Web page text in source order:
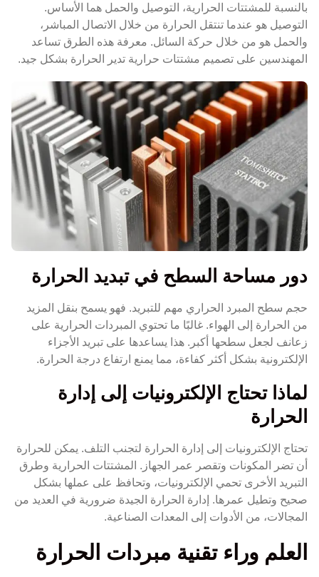
بالنسبة للمشتتات الحرارية، التوصيل والحمل هما الأساس.
التوصيل هو عندما تنتقل الحرارة من خلال الاتصال المباشر،
والحمل هو من خلال حركة السائل. معرفة هذه الطرق تساعد
المهندسين على تصميم مشتتات حرارية تدير الحرارة بشكل جيد.
دور مساحة السطح في تبديد الحرارة
حجم سطح المبرد الحراري مهم للتبريد. فهو يسمح بنقل المزيد
من الحرارة إلى الهواء. غالبًا ما تحتوي المبردات الحرارية على
زعانف لجعل سطحها أكبر. هذا يساعدها على تبريد الأجزاء
الإلكترونية بشكل أكثر كفاءة، مما يمنع ارتفاع درجة الحرارة.
لماذا تحتاج الإلكترونيات إلى إدارة
الحرارة
تحتاج الإلكترونيات إلى إدارة الحرارة لتجنب التلف. يمكن للحرارة
أن تضر المكونات وتقصر عمر الجهاز. المشتتات الحرارية وطرق
التبريد الأخرى تحمي الإلكترونيات، وتحافظ على عملها بشكل
صحيح وتطيل عمرها. إدارة الحرارة الجيدة ضرورية في العديد من
المجالات، من الأدوات إلى المعدات الصناعية.
العلم وراء تقنية مبردات الحرارة